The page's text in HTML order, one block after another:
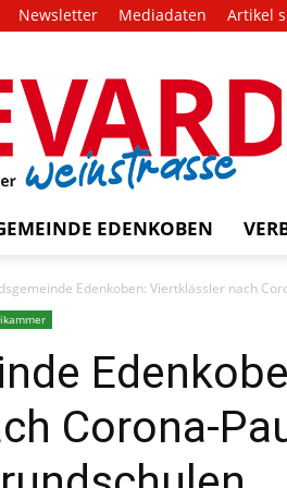
Newsletter Mediadaten Artikel
EDENKOBEN
Edenkoben: Viertklässler nach
Corona-